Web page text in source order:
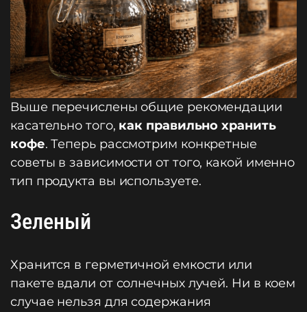
Выше перечислены общие рекомендации
касательно того, как правильно хранить
кофе. Теперь рассмотрим конкретные
советы в зависимости от того, какой именно
тип продукта вы используете.
Зеленый
Хранится в герметичной емкости или
пакете вдали от солнечных лучей. Ни в коем
случае нельзя для содержания